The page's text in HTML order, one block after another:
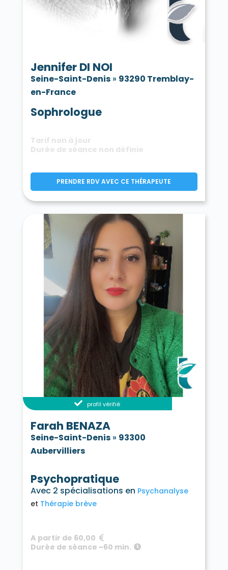
Jennifer DI NOI
Seine-Saint-Denis» 93290 Tremblay-
en-France
Sophrologue
Tarif non à jour
Durée de séance non définie
PRENDRE RDV AVEC CE THÉRAPEUTE
profil vérifié
Farah BENAZA
Seine-Saint-Denis» 93300
Aubervilliers
Psychopratique
Avec 2 spécialisations en Psychanalyse
Thérapie brève
A partir de 60,00
Durée de séance ~60 min.